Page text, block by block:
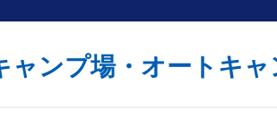
ャンプ場・オートキ